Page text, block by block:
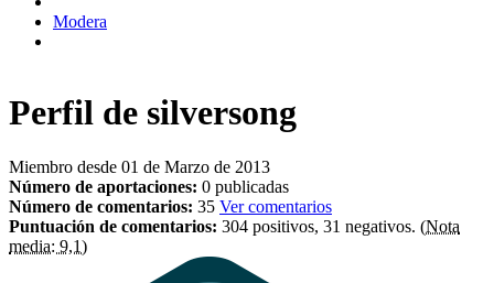
Modera
Perfil de silversong
Miembro desde 01 de Marzo de 2013
Número de aportaciones: 0 publicadas
Número de comentarios: 35 Ver comentarios
Puntuación de comentarios: 304 positivos, 31 negativos. (Nota
media: 9,1)